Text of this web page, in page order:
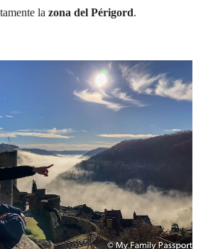
la zona del Périgord.